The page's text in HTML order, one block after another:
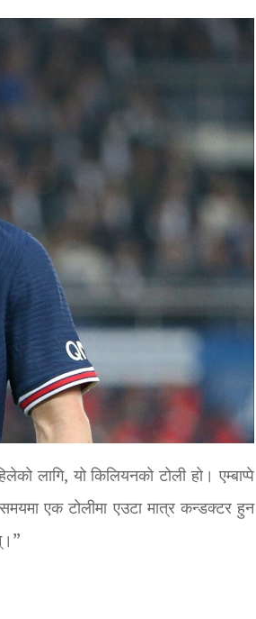
लागि, यो किलियनको टोली हो। एम्बाप्पे
एक टोलीमा एउटा मात्र कन्डक्टर हुन